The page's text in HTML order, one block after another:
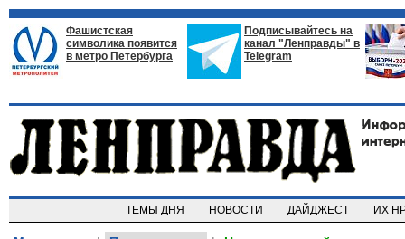
Фашистская
символика появится
в метро Петербурга
Подписывайтесь на
канал "Ленправды" в
Telegram
ТЕМЫ ДНЯ НОВОСТИ ДАЙДЖЕСТ ИХ